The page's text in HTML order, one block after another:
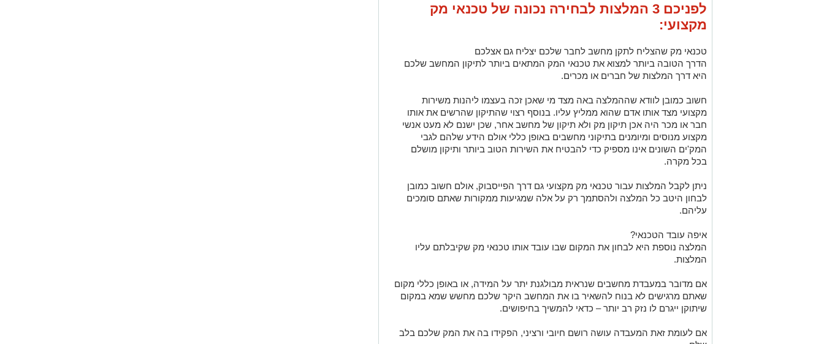
לפניכם 3 המלצות לבחירה נכונה של טכנאי מק
מקצועי:
טכנאי מק שהצליח לתקן מחשב לחבר שלכם יצליח גם אצלכם
הדרך הטובה ביותר למצוא את טכנאי המק המתאים ביותר לתיקון המחשב שלכם
היא דרך המלצות של חברים או מכרים.
חשוב כמובן לוודא שההמלצה באה מצד מי שאכן זכה בעצמו ליהנות משירות
מקצועי מצד אותו אדם שהוא ממליץ עליו. בנוסף רצוי שהתיקון שהרשים את אותו
חבר או מכר היה אכן תיקון מק ולא תיקון של מחשב אחר, שכן ישנם לא מעט אנשי
מקצוע מנוסים ומיומנים בתיקוני מחשבים באופן כללי אולם הידע שלהם לגבי
המק'ים השונים אינו מספיק כדי להבטיח את השירות הטוב ביותר ותיקון מושלם
בכל מקרה.
ניתן לקבל המלצות עבור טכנאי מק מקצועי גם דרך הפייסבוק, אולם חשוב כמובן
לבחון היטב כל המלצה ולהסתמך רק על אלה שמגיעות ממקורות שאתם סומכים
עליהם.
איפה עובד הטכנאי?
המלצה נוספת היא לבחון את המקום שבו עובד אותו טכנאי מק שקיבלתם עליו
המלצות.
אם מדובר במעבדת מחשבים שנראית מבולגנת יתר על המידה, או באופן כללי מקום
שאתם מרגישים לא בנוח להשאיר בו את המחשב היקר שלכם מחשש שמא במקום
שיתוקן ייגרם לו נזק רב יותר – כדאי להמשיך בחיפושים.
אם לעומת זאת המעבדה עושה רושם חיובי ורציני, הפקידו בה את המק שלכם בלב